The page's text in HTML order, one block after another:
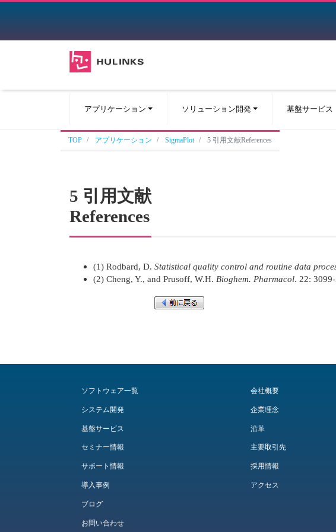
アプリケーション ソリューション開発 基盤サービス
TOP アプリケーション SigmaPlot 5 引用文献References
5 引用文献
References
(1) Rodbard, D. Statistical quality control and routine data
(2) Cheng, Y., and Prusoff, W.H. Bioghem. Pharmacol. 22:
ソフトウェア一覧
システム開発
基盤サービス
セミナー情報
サポート情報
導入事例
ブログ
お問い合わせ
会社概要
企業理念
沿革
主要取引先
採用情報
アクセス